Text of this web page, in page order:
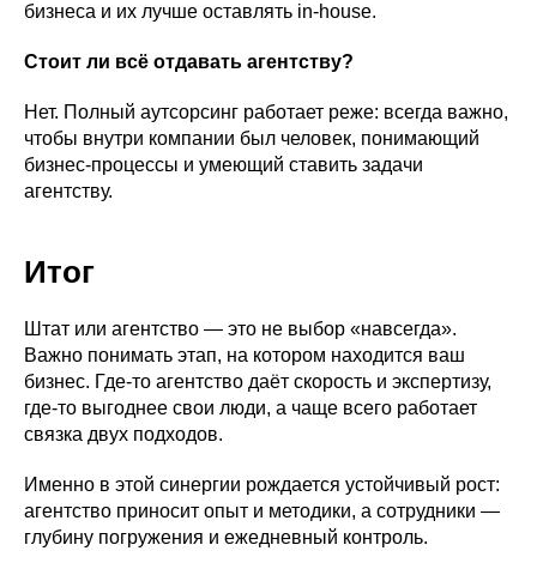
бизнеса и их лучше оставлять in-house.
Стоит ли всё отдавать агентству?
Нет. Полный аутсорсинг работает реже: всегда важно,
чтобы внутри компании был человек, понимающий
бизнес-процессы и умеющий ставить задачи
агентству.
Итог
Штат или агентство — это не выбор «навсегда».
Важно понимать этап, на котором находится ваш
бизнес. Где-то агентство даёт скорость и экспертизу,
где-то выгоднее свои люди, а чаще всего работает
связка двух подходов.
Именно в этой синергии рождается устойчивый рост:
агентство приносит опыт и методики, а сотрудники —
глубину погружения и ежедневный контроль.